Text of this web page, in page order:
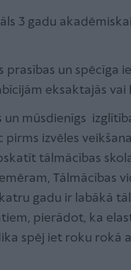
3 gadu
prasības un spēcīga
eksaktajās vai
un mūsdienīgs
izvēles
tālmācības
Tālmācības
gadu ir labākā
pierādot, ka
spēj iet roku rokā